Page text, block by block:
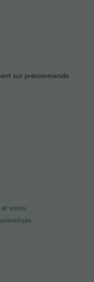
soins
sur précommande